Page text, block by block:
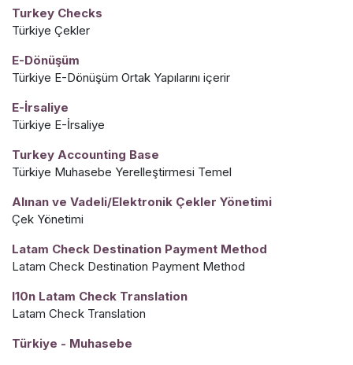
Turkey Checks
Türkiye Çekler
E-Dönüşüm
Türkiye E-Dönüşüm Ortak Yapılarını içerir
E-İrsaliye
Türkiye E-İrsaliye
Turkey Accounting Base
Türkiye Muhasebe Yerelleştirmesi Temel
Alınan ve Vadeli/Elektronik Çekler Yönetimi
Çek Yönetimi
Latam Check Destination Payment Method
Latam Check Destination Payment Method
l10n Latam Check Translation
Latam Check Translation
Türkiye - Muhasebe